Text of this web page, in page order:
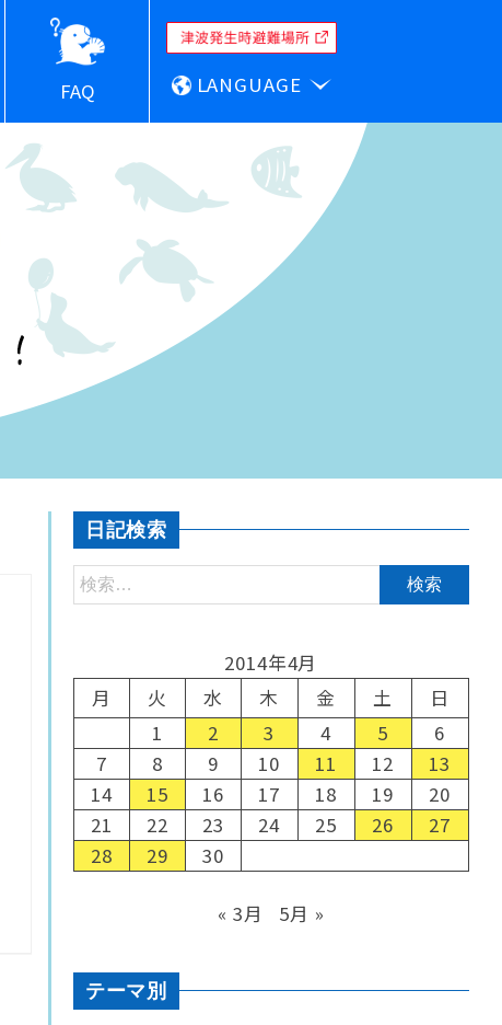
FAQ LANGUAGE
日記検索
2014年4月
月
火 水 木 金 土
日
1
2 3 4 5
6
7
8 9 10 11 12
13
14
15 16 17 18 19
20
21
22 23 24 25 26
27
28
29 30
« 3月 5月 »
テーマ別